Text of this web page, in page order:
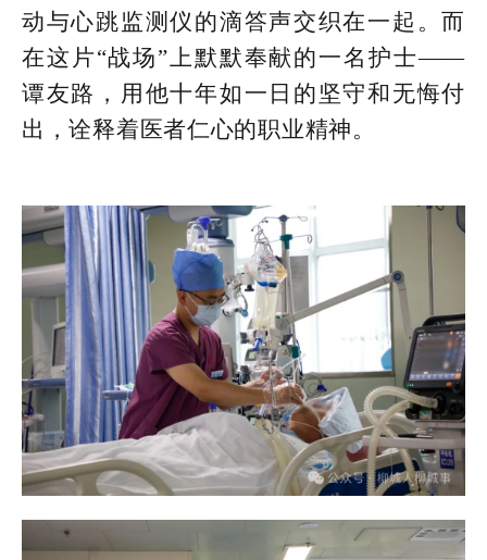
互动回应
数据专题
动与心跳监测仪的滴答声交织在一起。而
在这片“战场”上默默奉献的一名护士——
谭友路，用他十年如一日的坚守和无悔付
出，诠释着医者仁心的职业精神。